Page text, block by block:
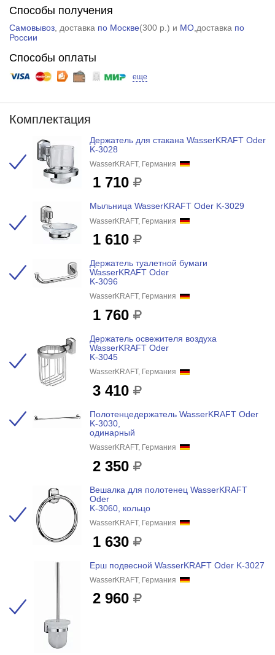
Способы получения
Самовывоз, доставка по Москве(300 р. ) и МО,доставка по
России
Способы оплаты
еще
Комплектация
Держатель для стакана WasserKRAFT Oder
K-3028
WasserKRAFT, Германия
1 710
Мыльница WasserKRAFT Oder K-3029
WasserKRAFT, Германия
1 610
Держатель туалетной бумаги
WasserKRAFT Oder
K-3096
WasserKRAFT, Германия
1 760
Держатель освежителя воздуха
WasserKRAFT Oder
K-3045
WasserKRAFT, Германия
3 410
Полотенцедержатель WasserKRAFT Oder
K-3030,
одинарный
WasserKRAFT, Германия
2 350
Вешалка для полотенец WasserKRAFT
Oder
K-3060, кольцо
WasserKRAFT, Германия
1 630
Ерш подвесной WasserKRAFT Oder K-3027
WasserKRAFT, Германия
2 960